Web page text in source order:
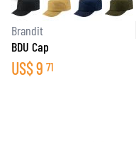
Brandit
BDU Cap
US$9 71